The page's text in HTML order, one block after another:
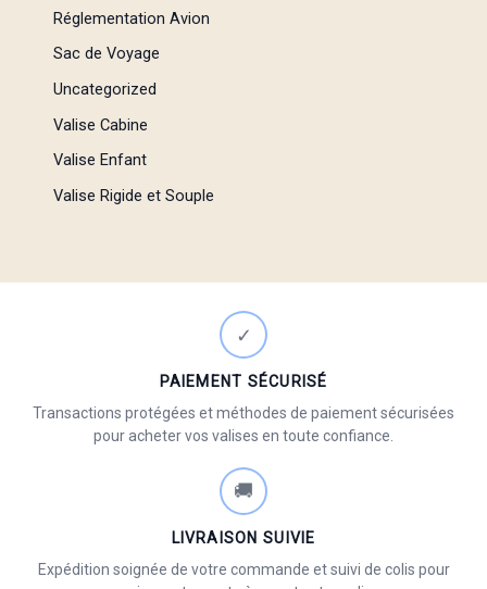
Réglementation Avion
Sac de Voyage
Uncategorized
Valise Cabine
Valise Enfant
Valise Rigide et Souple
✓
PAIEMENT SÉCURISÉ
Transactions protégées et méthodes de paiement sécurisées
pour acheter vos valises en toute confiance.
🚚
LIVRAISON SUIVIE
Expédition soignée de votre commande et suivi de colis pour